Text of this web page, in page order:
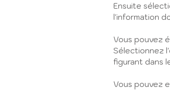
Ensuite
l'information
Vous pouvez
Sélectionnez
figurant dans
Vous pouvez